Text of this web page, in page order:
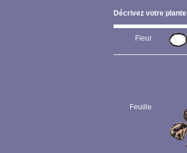
Décrivez votre plante
Fleur
Feuille